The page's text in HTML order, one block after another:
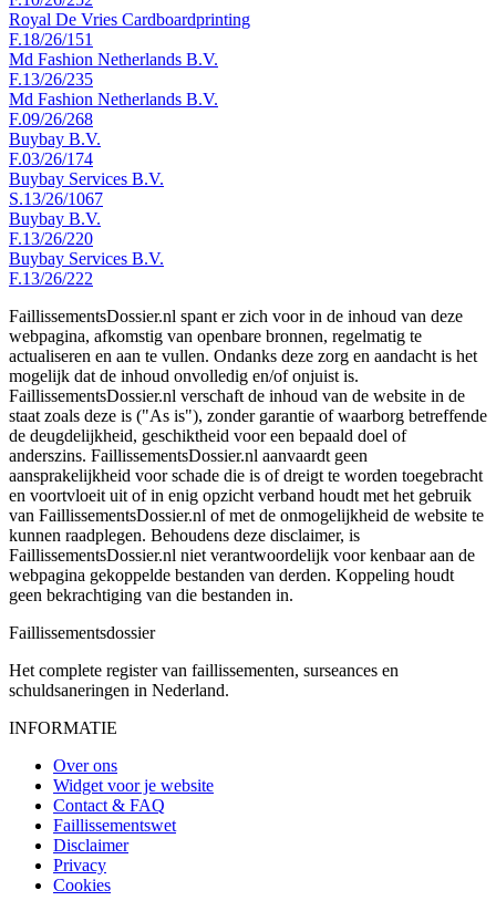
Royal De Vries Cardboardprinting
F.18/26/151
Md Fashion Netherlands B.V.
F.13/26/235
Md Fashion Netherlands B.V.
F.09/26/268
Buybay B.V.
F.03/26/174
Buybay Services B.V.
S.13/26/1067
Buybay B.V.
F.13/26/220
Buybay Services B.V.
F.13/26/222
FaillissementsDossier.nl spant er zich voor in de inhoud van deze
webpagina, afkomstig van openbare bronnen, regelmatig te
actualiseren en aan te vullen. Ondanks deze zorg en aandacht is het
mogelijk dat de inhoud onvolledig en/of onjuist is.
FaillissementsDossier.nl verschaft de inhoud van de website in de
staat zoals deze is ("As is"), zonder garantie of waarborg betreffende
de deugdelijkheid, geschiktheid voor een bepaald doel of
anderszins. FaillissementsDossier.nl aanvaardt geen
aansprakelijkheid voor schade die is of dreigt te worden toegebracht
en voortvloeit uit of in enig opzicht verband houdt met het gebruik
van FaillissementsDossier.nl of met de onmogelijkheid de website te
kunnen raadplegen. Behoudens deze disclaimer, is
FaillissementsDossier.nl niet verantwoordelijk voor kenbaar aan de
webpagina gekoppelde bestanden van derden. Koppeling houdt
geen bekrachtiging van die bestanden in.
Faillissementsdossier
Het complete register van faillissementen, surseances en
schuldsaneringen in Nederland.
INFORMATIE
Over ons
Widget voor je website
Contact & FAQ
Faillissementswet
Disclaimer
Privacy
Cookies